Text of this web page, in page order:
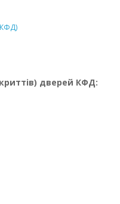
дверей КФД: